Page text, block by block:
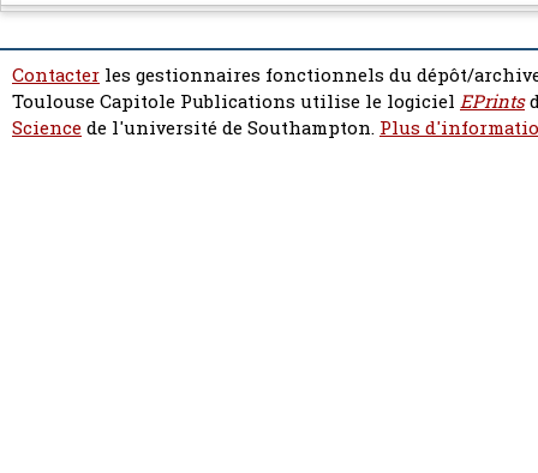
Contacter les gestionnaires fonctionnels du dépôt/
Toulouse Capitole Publications utilise le logiciel EPrints
Sciencede l'université de Southampton. Plus